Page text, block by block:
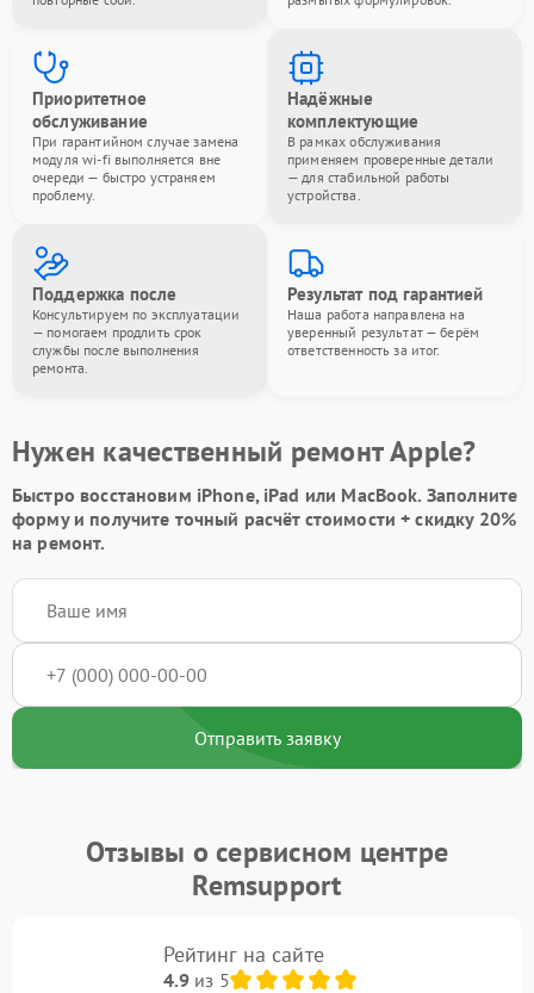
Приоритетное
обслуживание
При гарантийном случае замена
модуля wi-fi выполняется вне
очереди — быстро устраняем
проблему.
Надёжные
комплектующие
В рамках обслуживания
применяем проверенные детали
— для стабильной работы
устройства.
Поддержка после
Консультируем по эксплуатации
— помогаем продлить срок
службы после выполнения
ремонта.
Результат под гарантией
Наша работа направлена на
уверенный результат — берём
ответственность за итог.
Нужен качественный ремонт Apple?
Быстро восстановим iPhone, iPad или MacBook. Заполните
формуи получите точный расчёт стоимости +скидку 20%
на ремонт.
Отправить заявку
Отзывы о сервисном центре
Remsupport
Рейтинг на сайте
4.9из 5